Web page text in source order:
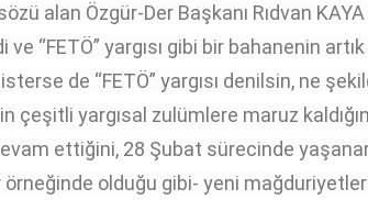
alan Özgür-Der Başkanı Rıdvan
“FETÖ” yargısı gibi bir bahanenin
de “FETÖ” yargısı denilsin, ne
çeşitli yargısal zulümlere maruz
ettiğini, 28 Şubat sürecinde
olduğu gibi- yeni